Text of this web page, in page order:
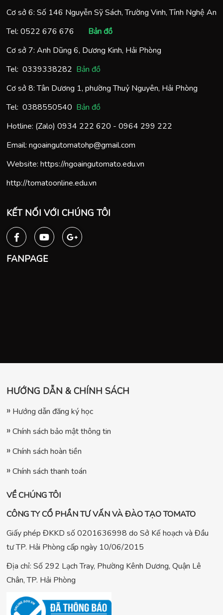
Cơ sở 6: Số 146 Nguyễn Sỹ Sách, Trường Vinh, Tỉnh Nghệ An
Tel: 0522 676 676
Bản đồ
Cơ sở 7: Anh Dũng 6, Dương Kinh, Hải Phòng
Tel: 0339338282 Bản đồ
Cơ sở 8: Tân Dương 1, phường Thuỷ Nguyên, Hải Phòng
Tel: 0388550540 Bản đồ
Hotline: (Zalo) 0934 222 620 - 0964 299 222
Email: ngoaingutomatohp@gmail.com
Website: https://ngoaingutomato.edu.vn
http://tomatoonline.edu.vn
KẾT NỐI VỚI CHÚNG TÔI
FANPAGE
HƯỚNG DẪN & CHÍNH SÁCH
Hướng dẫn đăng ký học
Chính sách bảo mật thông tin
Chính sách hoàn tiền
Chính sách thanh toán
VỀ CHÚNG TÔI
CÔNG TY CỔ PHẦN TƯ VẤN VÀ ĐÀO TẠO TOMATO
Giấy phép ĐKKD số 0201636998 do Sở Kế hoạch và Đầu
tư TP. Hải Phòng cấp ngày 10/06/2015
Địa chỉ: Số 292 Lạch Tray, Phường Kênh Dương, Quận Lê
Chân, TP. Hải Phòng